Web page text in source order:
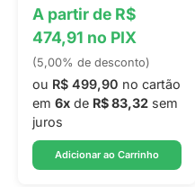
A partir de R$
474,91 no PIX
(5,00% de desconto)
ou R$ 499,90 no cartão
em 6x de R$ 83,32 sem
juros
Adicionar ao Carrinho